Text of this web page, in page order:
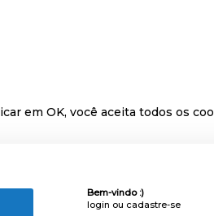
em OK, você aceita todos os
Bem-vindo :)
login ou cadastre-se